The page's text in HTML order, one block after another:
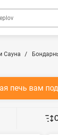
Сауна
печь вам